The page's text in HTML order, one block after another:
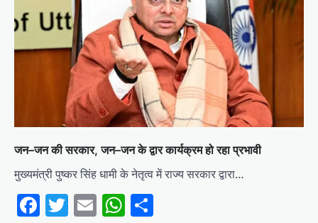
जन–जन की सरकार, जन–जन के द्वार कार्यक्रम हो रहा प्रभावी
मुख्यमंत्री पुष्कर सिंह धामी के नेतृत्व में राज्य सरकार द्वारा…
Facebook
Twitter
EmailWhatsApp